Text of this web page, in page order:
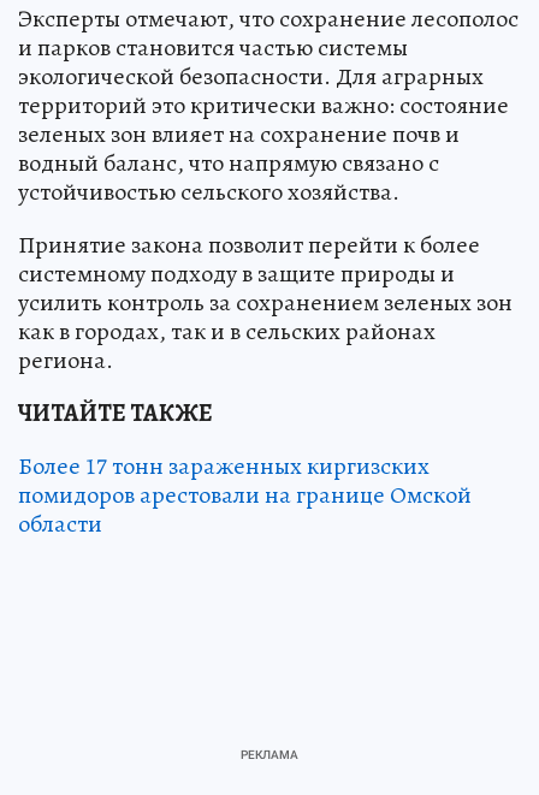
Эксперты отмечают, что сохранение лесополос
и парков становится частью системы
экологической безопасности. Для аграрных
территорий это критически важно: состояние
зеленых зон влияет на сохранение почв и
водный баланс, что напрямую связано с
устойчивостью сельского хозяйства.
Принятие закона позволит перейти к более
системному подходу в защите природы и
усилить контроль за сохранением зеленых зон
как в городах, так и в сельских районах
региона.
ЧИТАЙТЕ ТАКЖЕ
Более 17 тонн зараженных киргизских
помидоров арестовали на границе Омской
области